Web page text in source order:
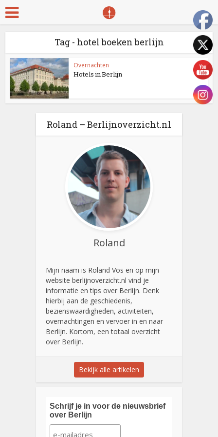
Tag - hotel boeken berlijn
Overnachten
Hotels in Berlijn
Roland – Berlijnoverzicht.nl
Roland
Mijn naam is Roland Vos en op mijn
website berlijnoverzicht.nl vind je
informatie en tips over Berlijn. Denk
hierbij aan de geschiedenis,
bezienswaardigheden, activiteiten,
overnachtingen en vervoer in en naar
Berlijn. Kortom, een totaal overzicht
over Berlijn.
Bekijk alle artikelen
Schrijf je in voor de nieuwsbrief
over Berlijn